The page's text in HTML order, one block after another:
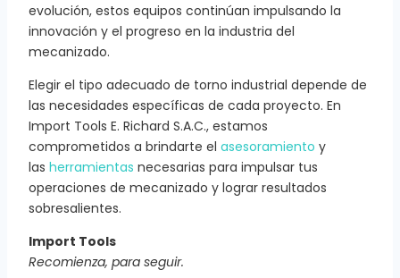
evolución, estos equipos continúan impulsando la
innovación y el progreso en la industria del
mecanizado.
Elegir el tipo adecuado de torno industrial depende de
las necesidades específicas de cada proyecto. En
Import Tools E. Richard S.A.C., estamos
comprometidos a brindarte el asesoramiento y
las herramientas necesarias para impulsar tus
operaciones de mecanizado y lograr resultados
sobresalientes.
Import Tools
Recomienza, para seguir.